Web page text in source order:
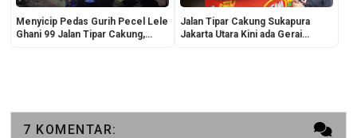
Menyicip Pedas Gurih Pecel Lele
Ghani 99 Jalan Tipar Cakung,
Jalan Tipar Cakung Sukapura
Jakarta Utara Kini ada Gerai
7 KOMENTAR: